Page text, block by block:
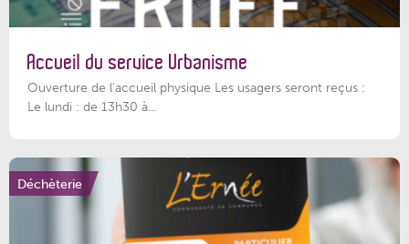
Accueil du service Urbanisme
Ouverture de l'accueil physique Les usagers seront reçus :
Le lundi : de 13h30 à...
Déchèterie